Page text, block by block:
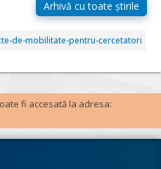
de-mobilitate-pentru-cercetatori
fi accesată la adresa: